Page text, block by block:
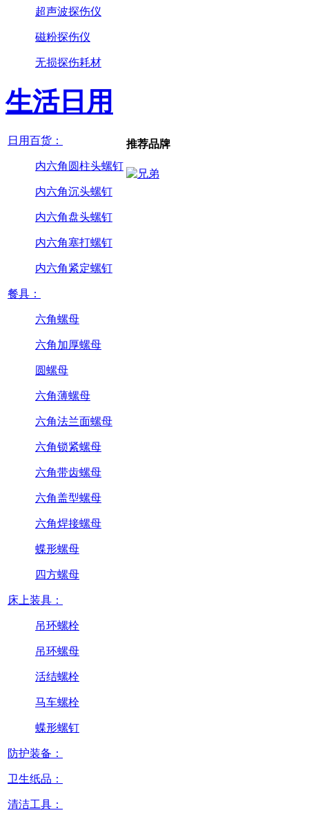
超声波探伤仪
磁粉探伤仪
无损探伤耗材
生活日用
日用百货：
内六角圆柱头螺钉
内六角沉头螺钉
内六角盘头螺钉
内六角塞打螺钉
内六角紧定螺钉
餐具：
六角螺母
六角加厚螺母
圆螺母
六角薄螺母
六角法兰面螺母
六角锁紧螺母
六角带齿螺母
六角盖型螺母
六角焊接螺母
蝶形螺母
四方螺母
床上装具：
吊环螺栓
吊环螺母
活结螺栓
马车螺栓
蝶形螺钉
防护装备：
卫生纸品：
清洁工具：
推荐品牌